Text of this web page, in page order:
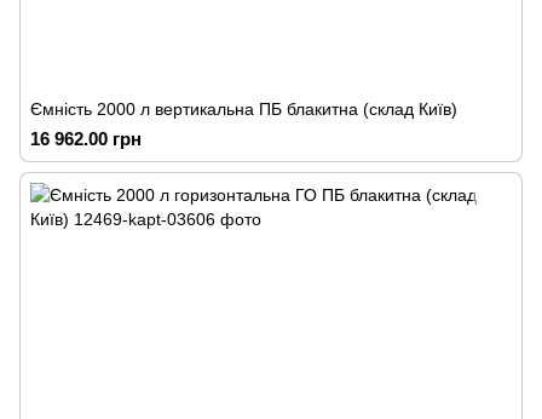
Ємність 2000 л вертикальна ПБ блакитна (склад Київ)
16 962.00 грн